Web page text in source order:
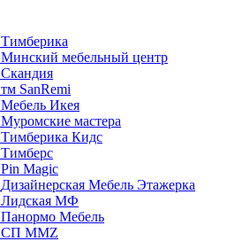
Тимберика
Минский мебельный центр
Скандия
тм SanRemi
Мебель Икея
Муромские мастера
Тимберика Кидс
Тимберс
Pin Magic
Дизайнерская Мебель Этажерка
Лидская МФ
Панормо Мебель
СП ММZ